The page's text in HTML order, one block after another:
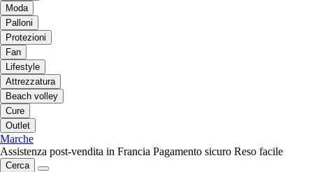
Moda
Palloni
Protezioni
Fan
Lifestyle
Attrezzatura
Beach volley
Cure
Outlet
Marche
Assistenza post-vendita in Francia Pagamento sicuro Reso facile
Cerca